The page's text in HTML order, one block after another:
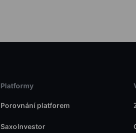
Platformy
Porovnání platforem
SaxoInvestor